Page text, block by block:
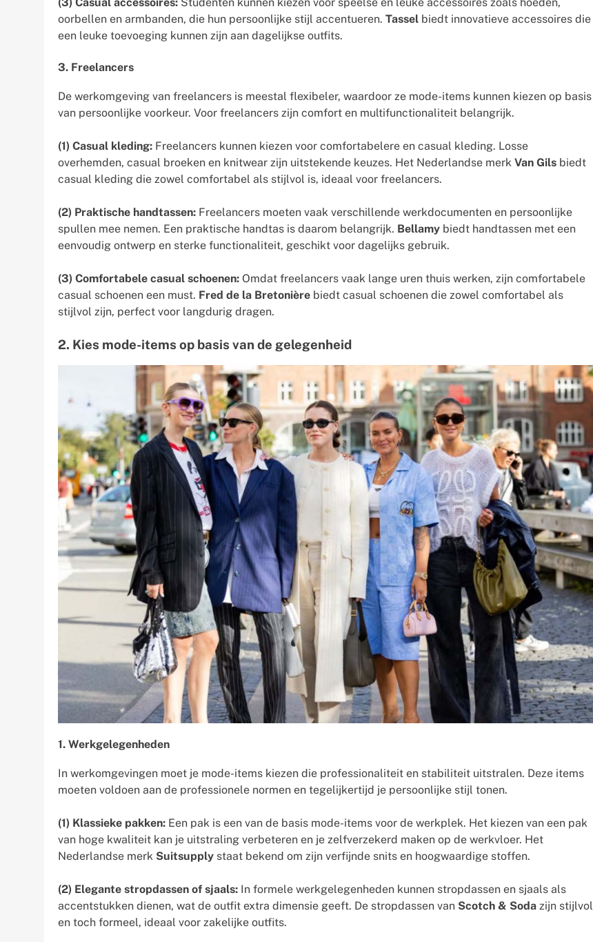
oorbellen en armbanden, die hun persoonlijke stijl accentueren. Tassel biedt innovatieve accessoires die
een leuke toevoeging kunnen zijn aan dagelijkse outfits.
3. Freelancers
De werkomgeving van freelancers is meestal flexibeler, waardoor ze mode-items kunnen kiezen op basis
van persoonlijke voorkeur. Voor freelancers zijn comfort en multifunctionaliteit belangrijk.
(1) Casual kleding: Freelancers kunnen kiezen voor comfortabelere en casual kleding. Losse
overhemden, casual broeken en knitwear zijn uitstekende keuzes. Het Nederlandse merk Van Gils biedt
casual kleding die zowel comfortabel als stijlvol is, ideaal voor freelancers.
(2) Praktische handtassen: Freelancers moeten vaak verschillende werkdocumenten en persoonlijke
spullen mee nemen. Een praktische handtas is daarom belangrijk. Bellamy biedt handtassen met een
eenvoudig ontwerp en sterke functionaliteit, geschikt voor dagelijks gebruik.
(3) Comfortabele casual schoenen: Omdat freelancers vaak lange uren thuis werken, zijn comfortabele
casual schoenen een must. Fred de la Bretonière biedt casual schoenen die zowel comfortabel als
stijlvol zijn, perfect voor langdurig dragen.
2. Kies mode-items op basis van de gelegenheid
1. Werkgelegenheden
In werkomgevingen moet je mode-items kiezen die professionaliteit en stabiliteit uitstralen. Deze items
moeten voldoen aan de professionele normen en tegelijkertijd je persoonlijke stijl tonen.
(1) Klassieke pakken: Een pak is een van de basis mode-items voor de werkplek. Het kiezen van een pak
van hoge kwaliteit kan je uitstraling verbeteren en je zelfverzekerd maken op de werkvloer. Het
Nederlandse merk Suitsupply staat bekend om zijn verfijnde snits en hoogwaardige stoffen.
(2) Elegante stropdassen of sjaals: In formele werkgelegenheden kunnen stropdassen en sjaals als
accentstukken dienen, wat de outfit extra dimensie geeft. De stropdassen van Scotch & Soda zijn stijlvol
en toch formeel, ideaal voor zakelijke outfits.